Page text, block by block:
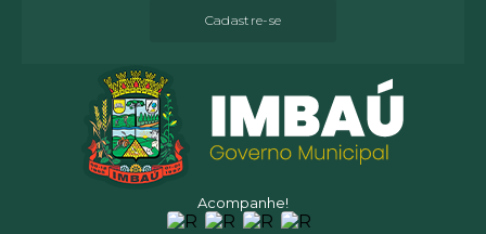
Acompanhe!
Cadastre-se